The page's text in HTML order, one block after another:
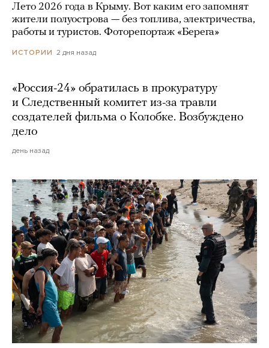
Лето 2026 года в Крыму. Вот каким его запомнят
жители полуострова — без топлива, электричества,
работы и туристов. Фоторепортаж «Берега»
ИСТОРИИ 2 дня назад
«Россия-24» обратилась в прокуратуру
и Следственный комитет из-за травли
создателей фильма о Колобке. Возбуждено
дело
день назад